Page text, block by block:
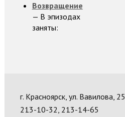
Возвращение
— В эпизодах
заняты:
г. Красноярск, ул. Вавилова, 25
213-10-32, 213-14-65